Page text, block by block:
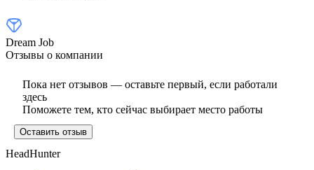
Dream Job
Отзывы о компании
Пока нет отзывов — оставьте первый, если работали
здесь
Поможете тем, кто сейчас выбирает место работы
Оставить отзыв
HeadHunter